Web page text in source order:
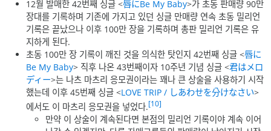
12월 발매한 42번째 싱글 <唇にBe My Baby>가 초동 판매량 90만
장대를 기록하며 기존에 가지고 있던 싱글 만매량 연속 초동 밀리언
기록은 끝났으나 이후 100만 장을 기록하며 총판 밀리언 기록은 유
지하게 된다.
초동 100만 장 기록이 깨진 것을 의식한 탓인지 42번째 싱글 <唇に
Be My Baby> 직후 나온 43번째이자 10주년 기념 싱글 <君はメロ
ディー>는 나츠 마츠리 응모권이라는 꽤나 큰 상술을 사용하기 시작
했는데 이후 45번째 싱글 <LOVE TRIP / しあわせを分けなさい>
에서도 이 마츠리 응모권을 넣었다.[10]
만약 이 상술이 계속된다면 본점의 밀리언 기록이야 계속 이어